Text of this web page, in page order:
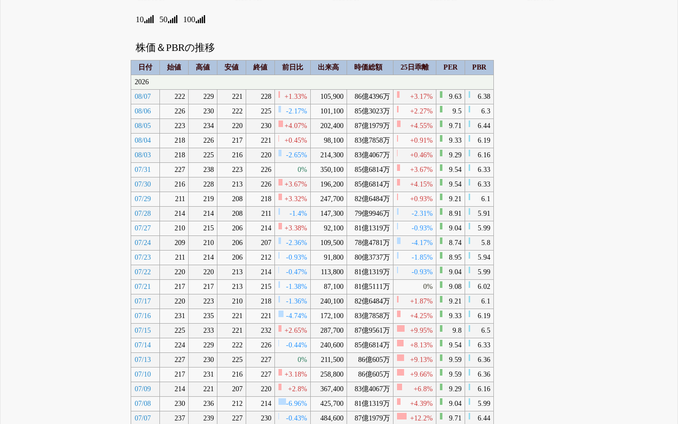
10 50 100
株価＆PBRの推移
日付 始値 高値 安値 終値 前日比 出来高 時価総額 25日乖離 PER
PBR
2026
08/07
222 229 221 228 +1.33% 105,900 86億4396万 +3.17% 9.63
6.38
08/06
226 230 222 225 -2.17% 101,100 85億3023万 +2.27% 9.5
6.3
08/05
223 234 220 230 +4.07% 202,400 87億1979万 +4.55% 9.71
6.44
08/04
218 226 217 221 +0.45% 98,100 83億7858万 +0.91% 9.33
6.19
08/03
218 225 216 220 -2.65% 214,300 83億4067万 +0.46% 9.29
6.16
07/31
227 238 223 226 0% 350,100 85億6814万 +3.67% 9.54
6.33
07/30
216 228 213 226 +3.67% 196,200 85億6814万 +4.15% 9.54
6.33
07/29
211 219 208 218 +3.32% 247,700 82億6484万 +0.93% 9.21
6.1
07/28
214 214 208 211 -1.4% 147,300 79億9946万 -2.31% 8.91
5.91
07/27
210 215 206 214 +3.38% 92,100 81億1319万 -0.93% 9.04
5.99
07/24
209 210 206 207 -2.36% 109,500 78億4781万 -4.17% 8.74
5.8
07/23
211 214 206 212 -0.93% 91,800 80億3737万 -1.85% 8.95
5.94
07/22
220 220 213 214 -0.47% 113,800 81億1319万 -0.93% 9.04
5.99
07/21
217 217 213 215 -1.38% 87,100 81億5111万 0% 9.08
6.02
07/17
220 223 210 218 -1.36% 240,100 82億6484万 +1.87% 9.21
6.1
07/16
231 235 221 221 -4.74% 172,100 83億7858万 +4.25% 9.33
6.19
07/15
225 233 221 232 +2.65% 287,700 87億9561万 +9.95% 9.8
6.5
07/14
224 229 222 226 -0.44% 240,600 85億6814万 +8.13% 9.54
6.33
07/13
227 230 225 227 0% 211,500 86億605万 +9.13% 9.59
6.36
07/10
217 231 216 227 +3.18% 258,800 86億605万 +9.66% 9.59
6.36
07/09
214 221 207 220 +2.8% 367,400 83億4067万 +6.8% 9.29
6.16
07/08
230 236 212 214 -6.96% 425,700 81億1319万 +4.39% 9.04
5.99
07/07
237 239 227 230 -0.43% 484,600 87億1979万 +12.2% 9.71
6.44